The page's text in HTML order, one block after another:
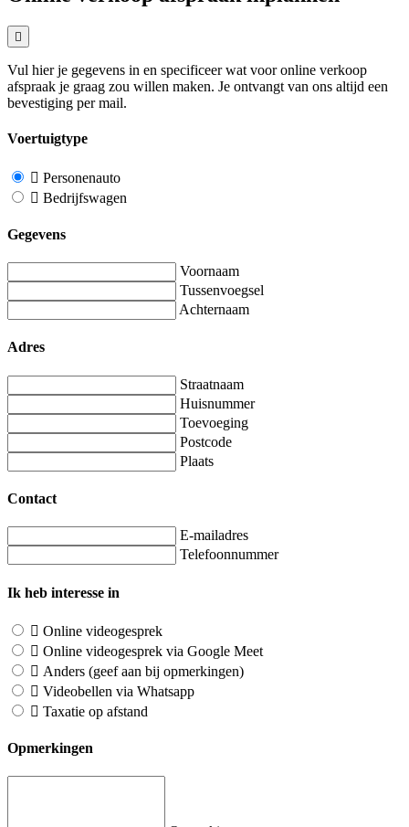
Vul hier je gegevens in en specificeer wat voor online verkoop
afspraak je graag zou willen maken. Je ontvangt van ons altijd een
bevestiging per mail.
Voertuigtype
Personenauto
Bedrijfswagen
Gegevens
Voornaam
Tussenvoegsel
Achternaam
Adres
Straatnaam
Huisnummer
Toevoeging
Postcode
Plaats
Contact
E-mailadres
Telefoonnummer
Ik heb interesse in
Online videogesprek
Online videogesprek via Google Meet
Anders (geef aan bij opmerkingen)
Videobellen via Whatsapp
Taxatie op afstand
Opmerkingen